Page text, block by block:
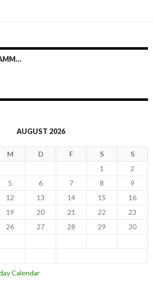
AUGUST 2026
M D F S
S
1
2
5 6 7 8
9
12 13 14 15
16
19 20 21 22
23
26 27 28 29
30
Calendar